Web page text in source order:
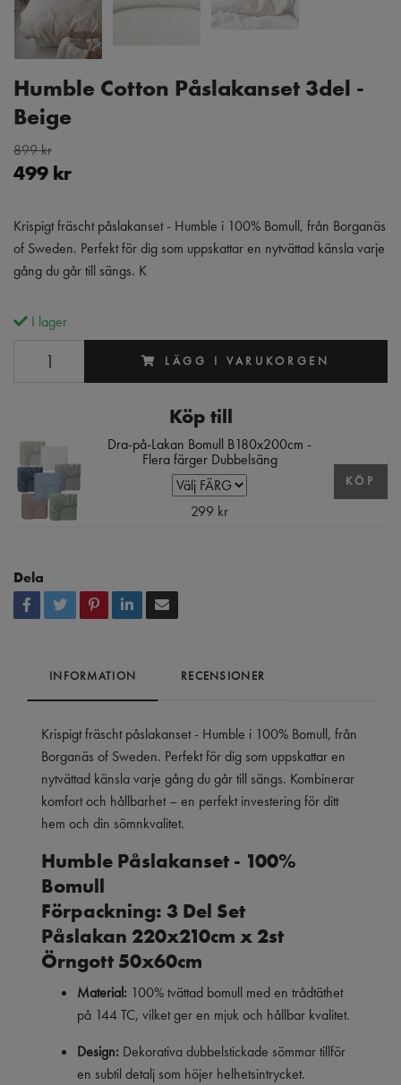
Humble Cotton Påslakanset 3del -
Beige
899 kr
499 kr
Krispigt fräscht påslakanset - Humble i 100% Bomull, från Borganäs
of Sweden. Perfekt för dig som uppskattar en nytvättad känsla varje
gång du går till sängs. K
I lager
LÄGG I VARUKORGEN
Köp till
Dra-på-Lakan Bomull B180x200cm -
Flera färger Dubbelsäng
299 kr
KÖP
Dela
INFORMATION RECENSIONER
Krispigt fräscht påslakanset - Humble i 100% Bomull, från
Borganäs of Sweden. Perfekt för dig som uppskattar en
nytvättad känsla varje gång du går till sängs. Kombinerar
komfort och hållbarhet – en perfekt investering för ditt
hem och din sömnkvalitet.
Humble Påslakanset - 100%
Bomull
Förpackning: 3 Del Set
Påslakan 220x210cm x 2st
Örngott 50x60cm
Material: 100% tvättad bomull med en trådtäthet
på 144 TC, vilket ger en mjuk och hållbar kvalitet.
Design: Dekorativa dubbelstickade sömmar tillför
en subtil detalj som höjer helhetsintrycket.